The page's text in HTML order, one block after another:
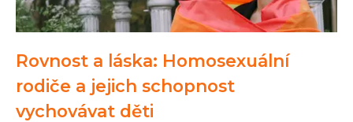
Rovnost a láska: Homosexuální
rodiče a jejich schopnost
vychovávat děti